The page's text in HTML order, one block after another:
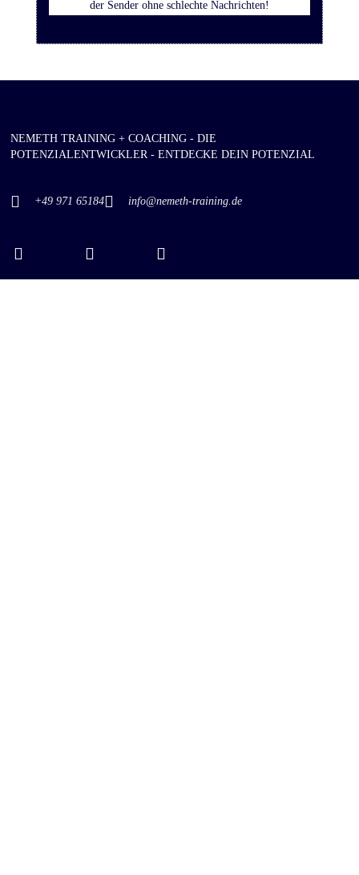
der Sender ohne schlechte Nachrichten!
NEMETH TRAINING + COACHING - DIE
POTENZIALENTWICKLER - ENTDECKE DEIN POTENZIAL
+49 971 65184 info@nemeth-training.de